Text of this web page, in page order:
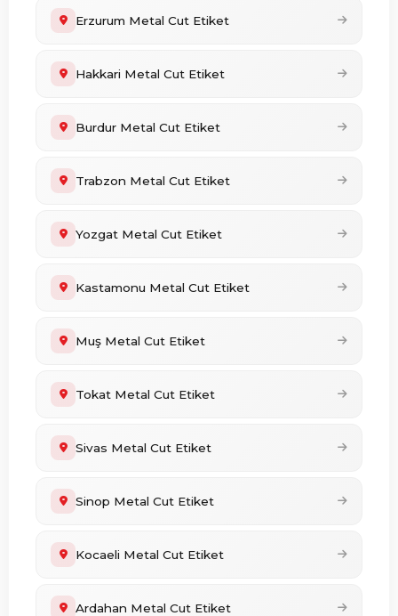
Erzurum Metal Cut Etiket
Hakkari Metal Cut Etiket
Burdur Metal Cut Etiket
Trabzon Metal Cut Etiket
Yozgat Metal Cut Etiket
Kastamonu Metal Cut Etiket
Muş Metal Cut Etiket
Tokat Metal Cut Etiket
Sivas Metal Cut Etiket
Sinop Metal Cut Etiket
Kocaeli Metal Cut Etiket
Ardahan Metal Cut Etiket